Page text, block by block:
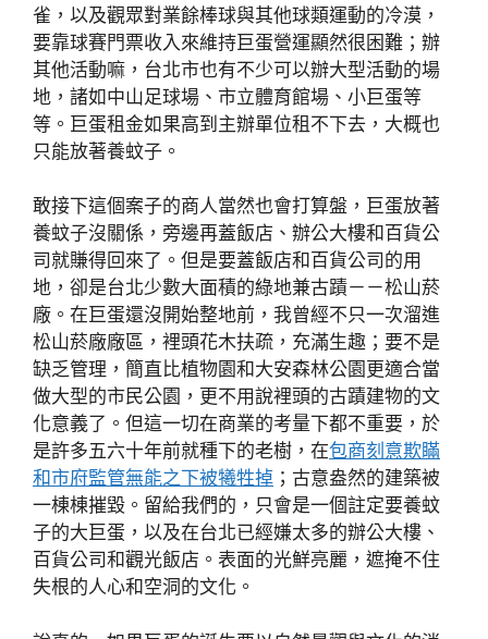
雀，以及觀眾對業餘棒球與其他球類運動的冷漠，
要靠球賽門票收入來維持巨蛋營運顯然很困難；辦
其他活動嘛，台北市也有不少可以辦大型活動的場
地，諸如中山足球場、市立體育館場、小巨蛋等
等。巨蛋租金如果高到主辦單位租不下去，大概也
只能放著養蚊子。
敢接下這個案子的商人當然也會打算盤，巨蛋放著
養蚊子沒關係，旁邊再蓋飯店、辦公大樓和百貨公
司就賺得回來了。但是要蓋飯店和百貨公司的用
地，卻是台北少數大面積的綠地兼古蹟－－松山菸
廠。在巨蛋還沒開始整地前，我曾經不只一次溜進
松山菸廠廠區，裡頭花木扶疏，充滿生趣；要不是
缺乏管理，簡直比植物園和大安森林公園更適合當
做大型的市民公園，更不用說裡頭的古蹟建物的文
化意義了。但這一切在商業的考量下都不重要，於
是許多五六十年前就種下的老樹，在包商刻意欺瞞
和市府監管無能之下被犧牲掉 ；古意盎然的建築被
一棟棟摧毀。留給我們的，只會是一個註定要養蚊
子的大巨蛋，以及在台北已經嫌太多的辦公大樓、
百貨公司和觀光飯店。表面的光鮮亮麗，遮掩不住
失根的人心和空洞的文化。